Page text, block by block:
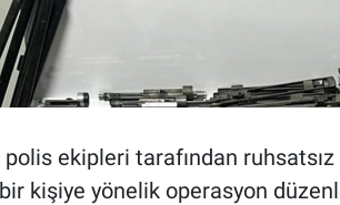
ekipleri tarafından
kişiye yönelik operasyon